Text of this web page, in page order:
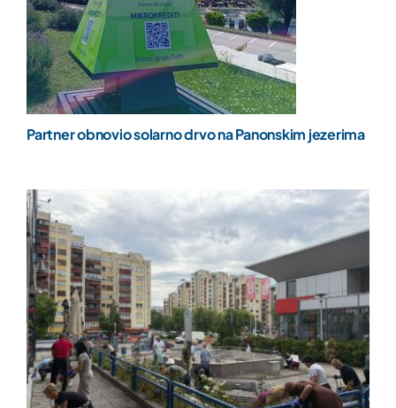
Partner obnovio solarno drvo na Panonskim jezerima